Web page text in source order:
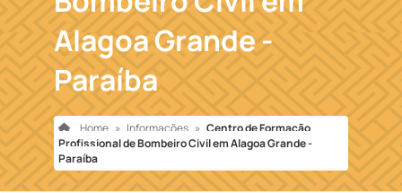
Alagoa Grande -
Paraíba
Home » Informações » Centro de Formação
Profissional de Bombeiro Civil em Alagoa Grande -
Paraíba